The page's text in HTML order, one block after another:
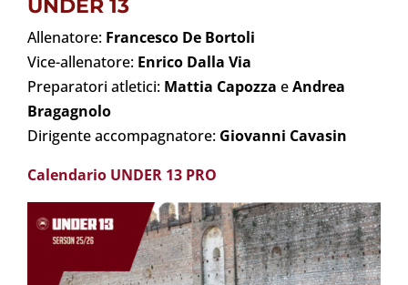
UNDER 13
Allenatore: Francesco De Bortoli
Vice-allenatore: Enrico Dalla Via
Preparatori atletici: Mattia Capozza eAndrea
Bragagnolo
Dirigente accompagnatore: Giovanni Cavasin
Calendario UNDER 13 PRO